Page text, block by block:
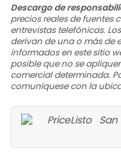
Descargo de
precios reales de fuentes
entrevistas telefónicas.
derivan de una o más de
informados en este sitio
posible que no se
comercial determinada.
comuníquese con la